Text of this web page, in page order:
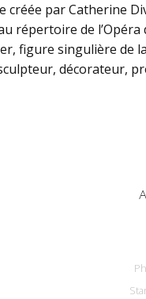
créée par Catherine
répertoire de
figure singulière de
décorateur,